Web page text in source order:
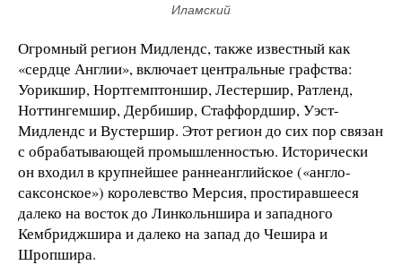
Иламский
Огромный регион Мидлендс, также известный как
«сердце Англии», включает центральные графства:
Уорикшир, Нортгемптоншир, Лестершир, Ратленд,
Ноттингемшир, Дербишир, Стаффордшир, Уэст-
Мидлендс и Вустершир. Этот регион до сих пор связан
с обрабатывающей промышленностью. Исторически
он входил в крупнейшее раннеанглийское («англо-
саксонское») королевство Мерсия, простиравшееся
далеко на восток до Линкольншира и западного
Кембриджшира и далеко на запад до Чешира и
Шропшира.